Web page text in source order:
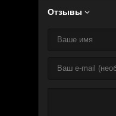
Отзывы 